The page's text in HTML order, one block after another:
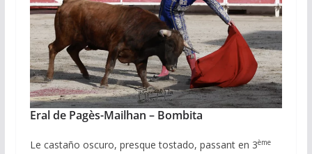
Eral de Pagès-Mailhan – Bombita
Le castaño oscuro, presque tostado, passant en 3ème